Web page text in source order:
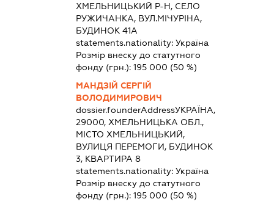
ХМЕЛЬНИЦЬКИЙ Р-Н, СЕЛО
РУЖИЧАНКА, ВУЛ.МІЧУРІНА,
БУДИНОК 41А
statements.nationality:Україна
Розмір внеску до статутного
фонду (грн.):195 000 (50 %)
МАНДЗІЙ СЕРГІЙ
ВОЛОДИМИРОВИЧ
dossier.founderAddressУКРАЇНА,
29000, ХМЕЛЬНИЦЬКА ОБЛ.,
МІСТО ХМЕЛЬНИЦЬКИЙ,
ВУЛИЦЯ ПЕРЕМОГИ, БУДИНОК
3, КВАРТИРА 8
statements.nationality:Україна
Розмір внеску до статутного
фонду (грн.):195 000 (50 %)